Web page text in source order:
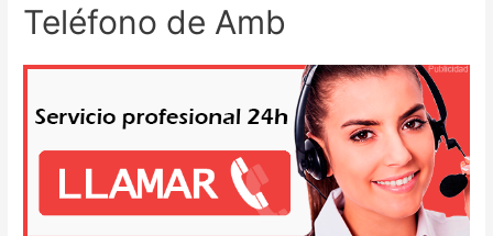
Teléfono de Amb